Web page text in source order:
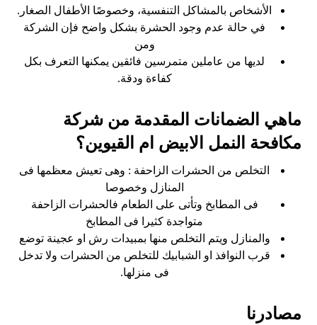
الأشخاص بالمشاكل التنفسية، وخصوصًا الأطفال الصغار.
في حالة عدم وجود الحشرة بشكل واضح فإن الشركة
ومن
لديها من عاملين متمرسين فائقين يمكنها التعرف بكل
كفاءة ودقة.
ماهي الضمانات المقدمة من شركة
مكافحة النمل الابيض ام القيوين؟
التخلص من الحشرات الزاحفة : وهى تعيش معظمها فى
المنازل وخصوصا
فى المطابخ وتأتى على الطعام فالحشرات الزاحفة
متواجدة كثيرا فى المطابخ
والمنازل ويتم التخلص منها بمبيدات رش او عجينة توضع
قرب النوافذ او الشبابيك للتخلص من الحشرات ولا تدخل
فى منزلها.
مصادرنا